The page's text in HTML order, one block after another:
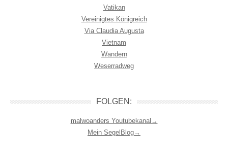
Vatikan
Vereinigtes Königreich
Via Claudia Augusta
Vietnam
Wandern
Weserradweg
FOLGEN:
malwoanders Youtubekanal→
Mein SegelBlog→